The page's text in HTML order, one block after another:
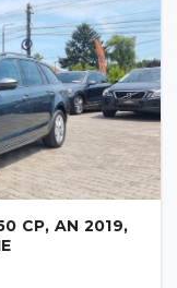
CP, AN 2019,